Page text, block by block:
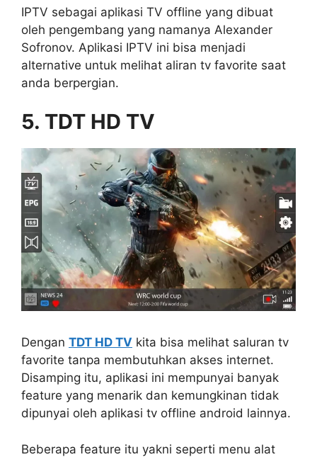
IPTV sebagai aplikasi TV offline yang dibuat
oleh pengembang yang namanya Alexander
Sofronov. Aplikasi IPTV ini bisa menjadi
alternative untuk melihat aliran tv favorite saat
anda berpergian.
5. TDT HD TV
Dengan TDT HD TV kita bisa melihat saluran tv
favorite tanpa membutuhkan akses internet.
Disamping itu, aplikasi ini mempunyai banyak
feature yang menarik dan kemungkinan tidak
dipunyai oleh aplikasi tv offline android lainnya.
Beberapa feature itu yakni seperti menu alat